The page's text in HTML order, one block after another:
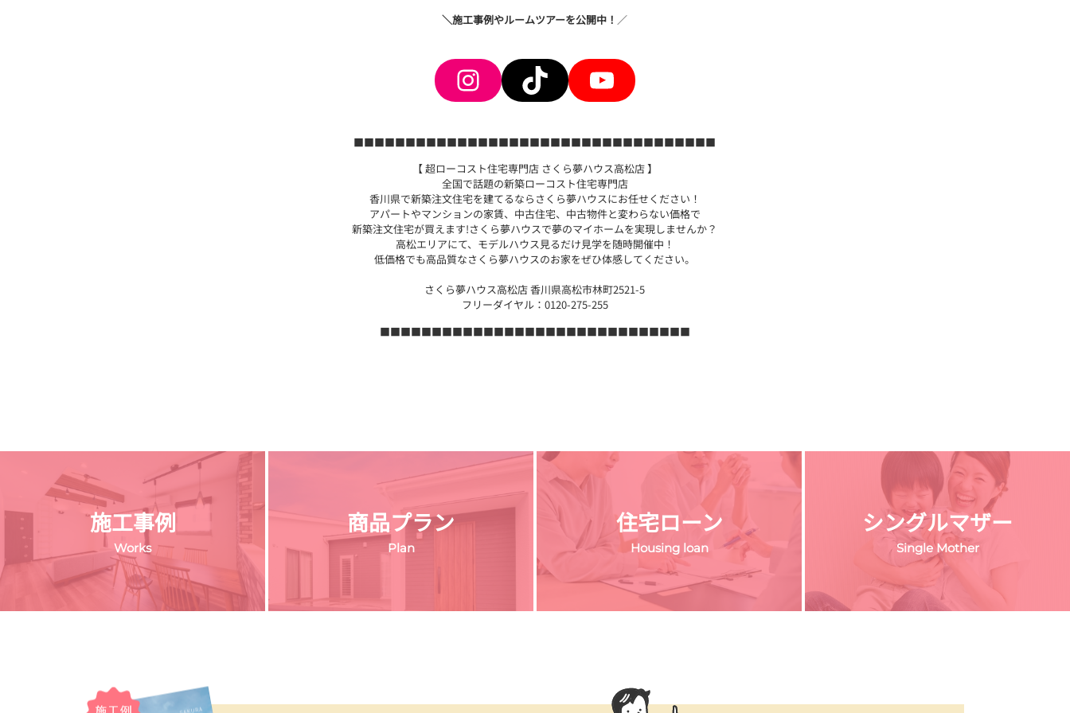
＼施工事例やルームツアーを公開中！ ／
Instagram
TikTokYouTube
■■■■■■■■■■■■■■■■■■■■■■■■■■■■■■■■■■■
【 超ローコスト住宅専門店 さくら夢ハウス高松店 】
全国で話題の新築ローコスト住宅専門店
香川県で新築注文住宅を建てるならさくら夢ハウスにお任せください！
アパートやマンションの家賃、中古住宅、中古物件と変わらない価格で
新築注文住宅が買えます!さくら夢ハウスで夢のマイホームを実現しませんか？
高松エリアにて、モデルハウス見るだけ見学を随時開催中！
低価格でも高品質なさくら夢ハウスのお家をぜひ体感してください。
さくら夢ハウス高松店 香川県高松市林町2521-5
フリーダイヤル：0120-275-255
■■■■■■■■■■■■■■■■■■■■■■■■■■■■■■
施工事例
Works
商品プラン
Plan
住宅ローン
Housing loan
シングルマザー
Single Mother